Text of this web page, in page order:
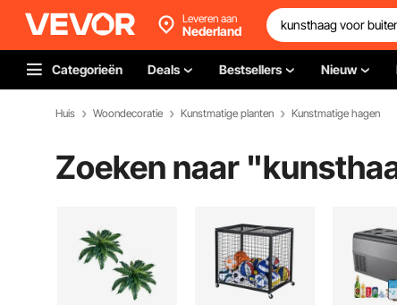
Leveren aan
Nederland
Categorieën Deals Bestsellers Nieuw
Huis Woondecoratie Kunstmatige planten Kunstmatige hagen
Zoeken naar "